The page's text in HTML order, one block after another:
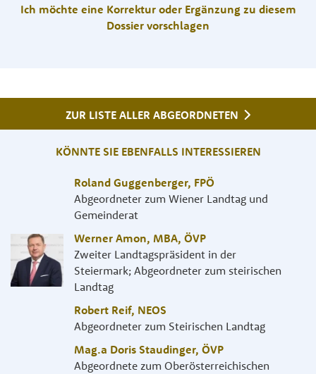
Ich möchte eine Korrektur oder Ergänzung zu diesem
Dossier vorschlagen
ZUR LISTE ALLER ABGEORDNETEN
KÖNNTE SIE EBENFALLS INTERESSIEREN
Roland Guggenberger, FPÖ
Abgeordneter zum Wiener Landtag und
Gemeinderat
Werner Amon, MBA, ÖVP
Zweiter Landtagspräsident in der
Steiermark; Abgeordneter zum steirischen
Landtag
Robert Reif, NEOS
Abgeordneter zum Steirischen Landtag
Mag.a Doris Staudinger, ÖVP
Abgeordnete zum Oberösterreichischen